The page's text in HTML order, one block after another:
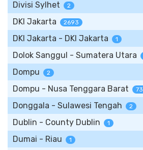
Divisi Sylhet 2
DKI Jakarta 2693
DKI Jakarta - DKI Jakarta 1
Dolok Sanggul - Sumatera Utara
Dompu 2
Dompu - Nusa Tenggara Barat 73
Donggala - Sulawesi Tengah 2
Dublin - County Dublin 1
Dumai - Riau 1